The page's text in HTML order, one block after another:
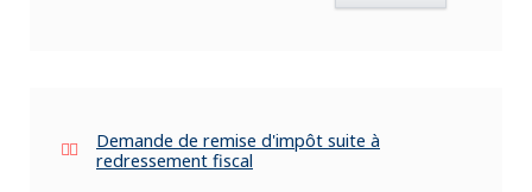
Demande de remise d'impôt suite à
redressement fiscal